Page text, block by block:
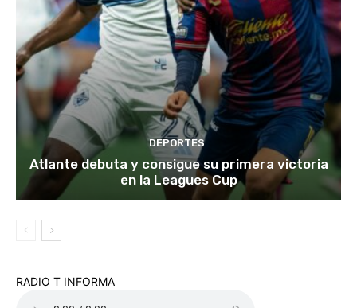
DEPORTES
Atlante debuta y consigue su primera victoria
en la Leagues Cup
RADIO T INFORMA